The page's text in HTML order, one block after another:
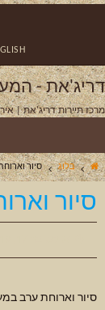
דריג'את -
מרכז תיירות דריג'את |
בלוג סיור
סיור
סיור וארוחת ערב